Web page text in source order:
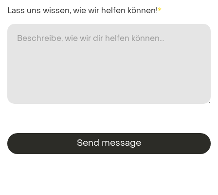
Lass uns wissen, wie wir helfen können!*